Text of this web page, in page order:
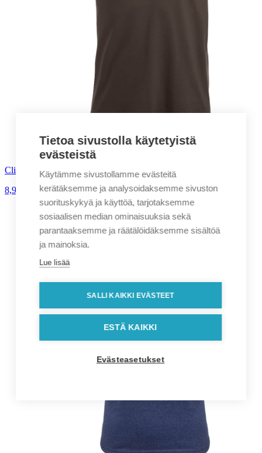
Clique New Classic-T miesten t-paita
8,90
alv. 0%
Tietoa sivustolla käytetyistä
evästeistä
Käytämme sivustollamme evästeitä
kerätäksemme ja analysoidaksemme sivuston
suorituskykyä ja käyttöä, tarjotaksemme
sosiaalisen median ominaisuuksia sekä
parantaaksemme ja räätälöidäksemme sisältöä
ja mainoksia.
Lue lisää
SALLI KAIKKI EVÄSTEET
ESTÄ KAIKKI
Evästeasetukset